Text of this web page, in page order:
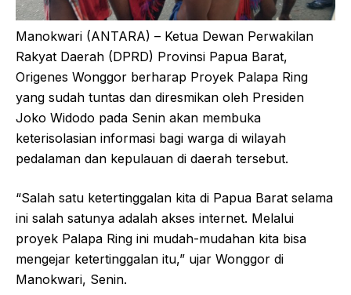
Manokwari (ANTARA) – Ketua Dewan Perwakilan
Rakyat Daerah (DPRD) Provinsi Papua Barat,
Origenes Wonggor berharap Proyek Palapa Ring
yang sudah tuntas dan diresmikan oleh Presiden
Joko Widodo pada Senin akan membuka
keterisolasian informasi bagi warga di wilayah
pedalaman dan kepulauan di daerah tersebut.
“Salah satu ketertinggalan kita di Papua Barat selama
ini salah satunya adalah akses internet. Melalui
proyek Palapa Ring ini mudah-mudahan kita bisa
mengejar ketertinggalan itu,” ujar Wonggor di
Manokwari, Senin.